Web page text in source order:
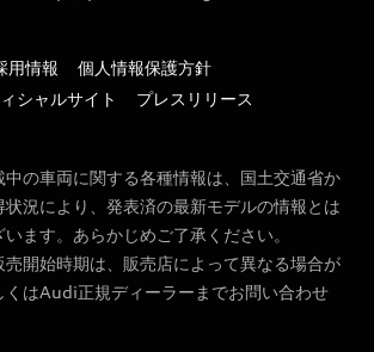
用情報
個人情報保護方針
シャルサイト
プレスリリース
の車両に関する各種情報は、国土交通省か
状況により、発表済の最新モデルの情報とは
ます。あらかじめご了承ください。
開始時期は、販売店によって異なる場合が
くはAudi正規ディーラーまでお問い合わせ